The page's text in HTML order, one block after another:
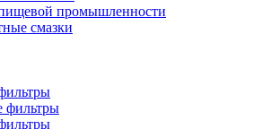
промышленности
смазки
фильтры